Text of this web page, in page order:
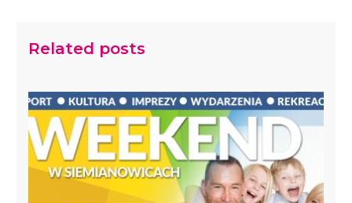
Related posts